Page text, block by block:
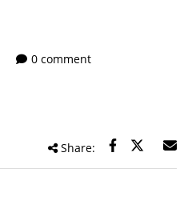
0 comment
Share: